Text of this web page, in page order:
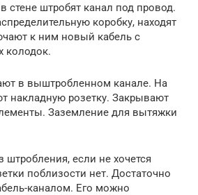
стене штробят канал под провод.
коробку, находят
к ним новый кабель с
в выштробленном канале. На
накладную розетку. Закрывают
Заземление для вытяжки
если не хочется
поблизости нет. Достаточно
каналом. Его можно